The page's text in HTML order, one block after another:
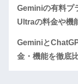
Geminiの有料プ
Ultraの料金や機
Geminiと
金・機能を徹底